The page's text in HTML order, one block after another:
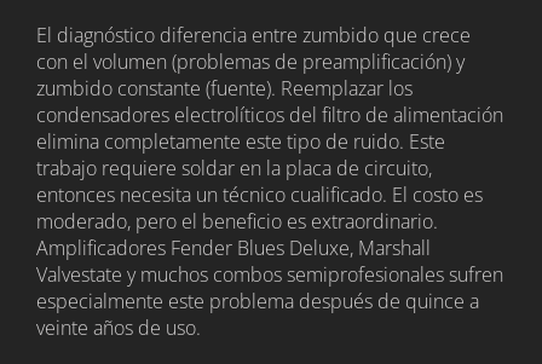
El diagnóstico diferencia entre zumbido que crece
con el volumen (problemas de preamplificación) y
zumbido constante (fuente). Reemplazar los
condensadores electrolíticos del filtro de alimentación
elimina completamente este tipo de ruido. Este
trabajo requiere soldar en la placa de circuito,
entonces necesita un técnico cualificado. El costo es
moderado, pero el beneficio es extraordinario.
Amplificadores Fender Blues Deluxe, Marshall
Valvestate y muchos combos semiprofesionales sufren
especialmente este problema después de quince a
veinte años de uso.